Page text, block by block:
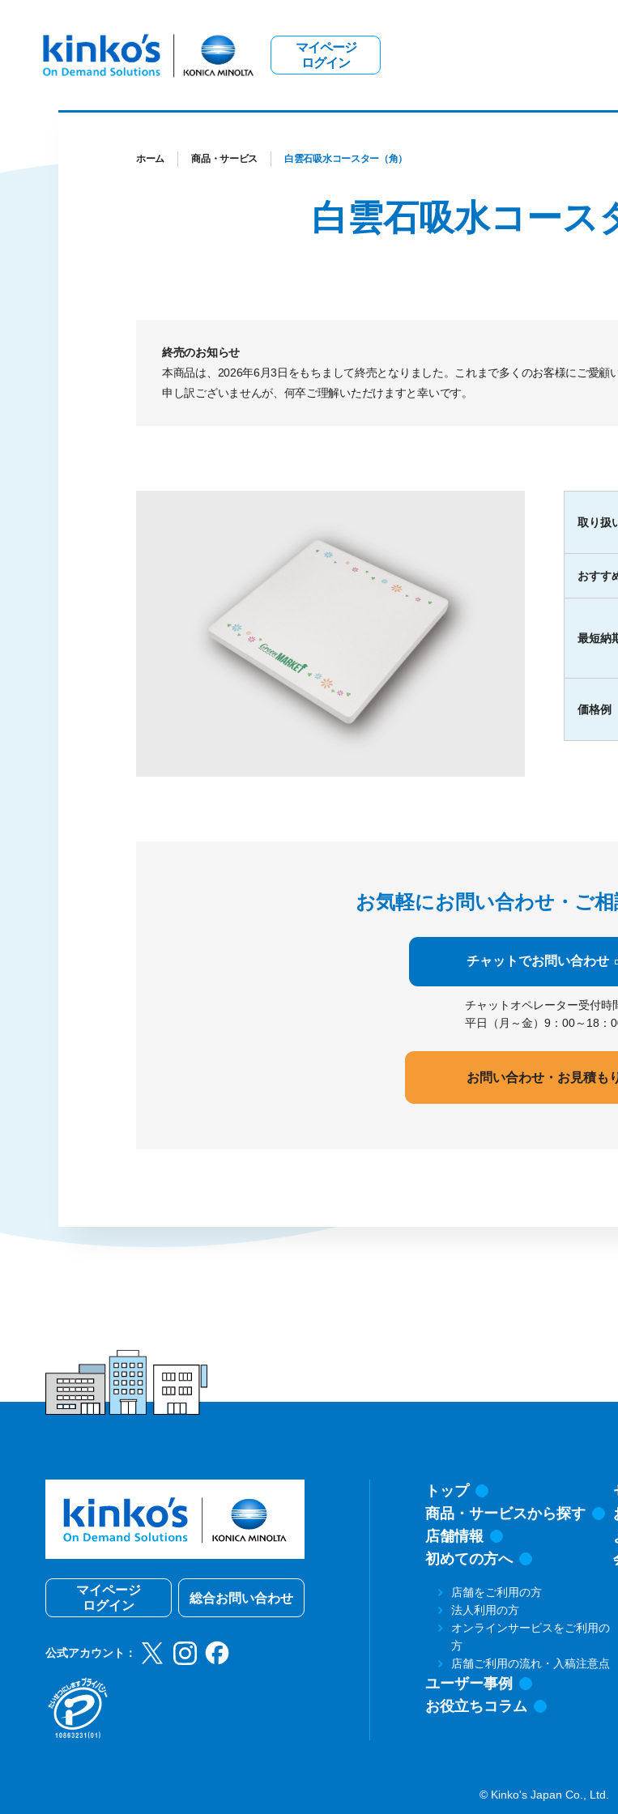
マイページ
ログイン
ホーム 商品・サービス 白雲石吸水コースター（角）
白雲石吸水コース
終売のお知らせ
本商品は、2026年6月3日をもちまして終売となりました。これまで多くのお客様にご愛
申し訳ございませんが、何卒ご理解いただけますと幸いです。
取り扱
おすす
最短納
価格例
お気軽にお問い合わせ・ ご
チャットでお問い合わせ
チャットオペレーター受付時
平日（月～金）9：00～18：
お問い合わせ・お見積も
マイページ
ログイン
総合お問い合わせ
公式アカウント：
トップ
商品・サービスから探す
店舗情報
初めての方へ
店舗をご利用の方
法人利用の方
オンラインサービスをご利用の
方
店舗ご利用の流れ・入稿注意点
ユーザー事例
お役立ちコラム
© Kinko's Japan Co., Ltd.